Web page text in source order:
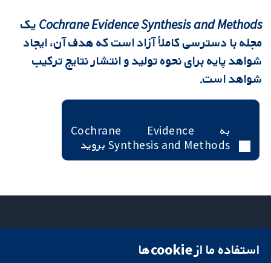
Cochrane Evidence Synthesis and Methods یک
مجله با دسترسی کاملاً آزاد است که هدف آن، ایجاد
شواهد پایه برای نحوه تولید و انتشار نتایج ترکیب
شواهد است.
به Cochrane Evidence
Synthesis and Methods بروید
میدان کاوندیش
استفاده ما از cookie‌ها